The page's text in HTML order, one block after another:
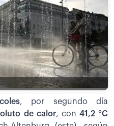
, por segundo día
de calor, con 41,2 °C